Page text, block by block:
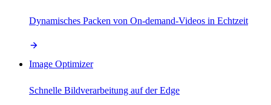
Dynamisches Packen von On-demand-Videos in Echtzeit
Image Optimizer
Schnelle Bildverarbeitung auf der Edge